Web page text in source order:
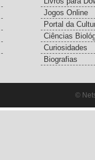
Jogos Online
Portal da
Ciências
Curiosidades
Biografias
©